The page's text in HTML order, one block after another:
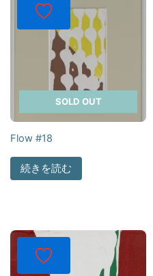
SOLD OUT
Flow #18
続きを読む